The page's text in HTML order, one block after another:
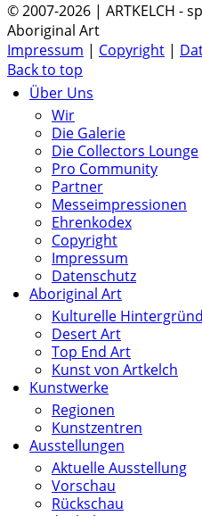
© 2007-2026 | ARTKELCH -
Aboriginal Art
Impressum | Copyright |
Back to top
Über Uns
Wir
Die Galerie
Die Collectors Lounge
Pro Community
Partner
Messeimpressionen
Ehrenkodex
Copyright
Impressum
Datenschutz
Aboriginal Art
Kulturelle
Desert Art
Top End Art
Kunst von Artkelch
Kunstwerke
Regionen
Kunstzentren
Ausstellungen
Aktuelle Ausstellung
Vorschau
Rückschau